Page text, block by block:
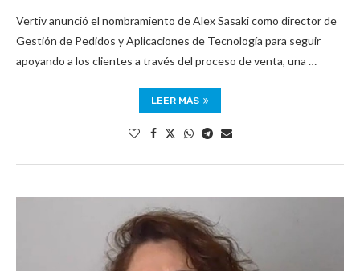
Vertiv anunció el nombramiento de Alex Sasaki como director de
Gestión de Pedidos y Aplicaciones de Tecnología para seguir
apoyando a los clientes a través del proceso de venta, una …
LEER MÁS